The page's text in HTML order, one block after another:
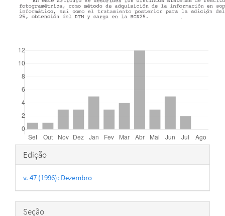
Detalhes
do
artigo
Edição
v. 47 (1996): Dezembro
Seção